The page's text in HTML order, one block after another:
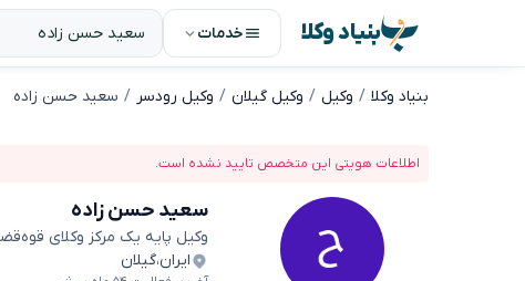
بنیاد وکلا خدمات
بنیاد وکلا وکیل وکیل گیلان وکیل رودسر سعید حسن زاده
اطلاعات هویتی این متخصص تایید نشده است.
سعید حسن زاده
وکیل پایه یک مرکز وکلای
ایران،گیلان